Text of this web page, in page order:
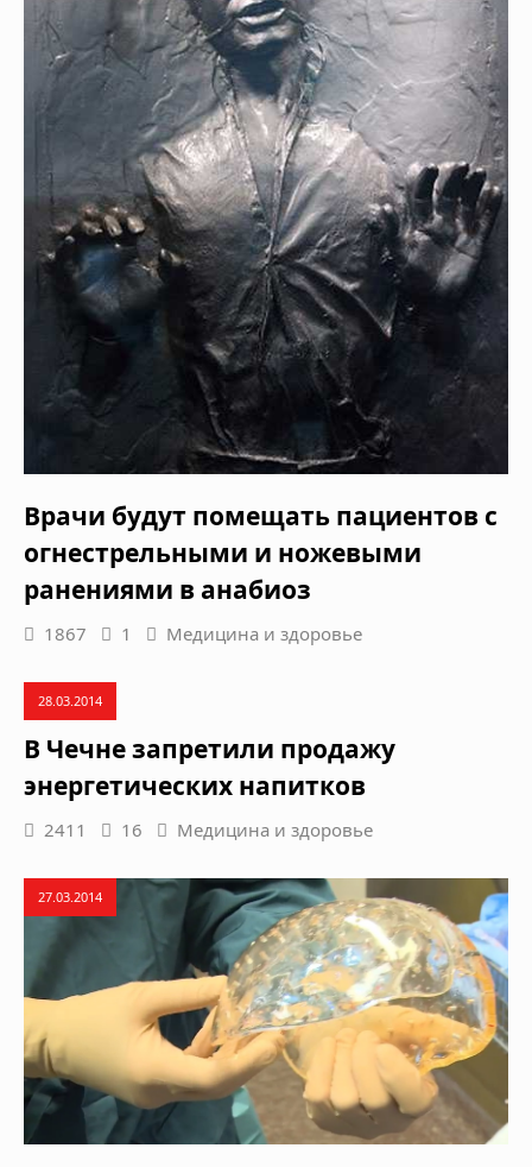
Врачи будут помещать пациентов с
огнестрельными и ножевыми
ранениями в анабиоз
1867 1 Медицина и здоровье
28.03.2014
В Чечне запретили продажу
энергетических напитков
2411 16 Медицина и здоровье
27.03.2014